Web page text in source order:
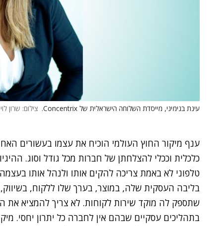
עינת בנימיני, מייסדת השלוחה הישראלית של Concentrix. צילום: שרון
ענף מיקור החוץ העולמי הוכיח את עצמו בעשורים
כלכלית וככלי להצלחתן של חברות מכל גודל וסוג.
טלפוני לא באמת צריכה להקים אותו ולנהל אותו
בליבה העסקית שלה, במוצר, בערך שלו ללקוח,
שתספק לה מוקד שירות לקוחות. לא צריך להמציא את
בתהליכים עסקיים שבהם אין לחברה כל יתרון יחסי.